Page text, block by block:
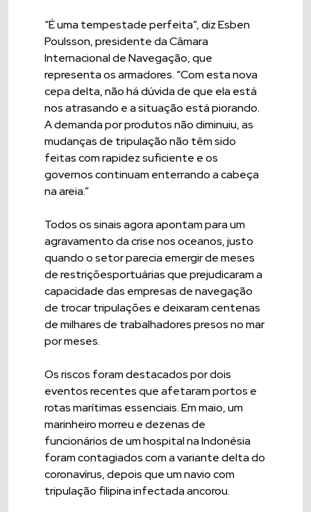
“É uma tempestade perfeita”, diz Esben
Poulsson, presidente da Câmara
Internacional de Navegação, que
representa os armadores. “Com esta nova
cepa delta, não há dúvida de que ela está
nos atrasando e a situação está piorando.
A demanda por produtos não diminuiu, as
mudanças de tripulação não têm sido
feitas com rapidez suficiente e os
governos continuam enterrando a cabeça
na areia.”
Todos os sinais agora apontam para um
agravamento da crise nos oceanos, justo
quando o setor parecia emergir de meses
de restriçõesportuárias que prejudicaram a
capacidade das empresas de navegação
de trocar tripulações e deixaram centenas
de milhares de trabalhadores presos no mar
por meses.
Os riscos foram destacados por dois
eventos recentes que afetaram portos e
rotas marítimas essenciais. Em maio, um
marinheiro morreu e dezenas de
funcionários de um hospital na Indonésia
foram contagiados com a variante delta do
coronavírus, depois que um navio com
tripulação filipina infectada ancorou.